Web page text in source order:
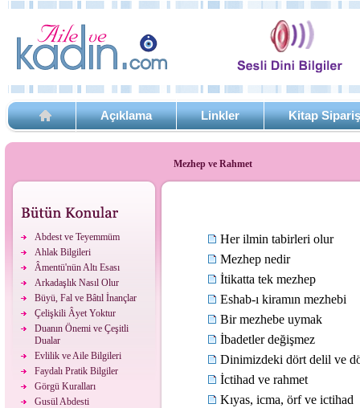
Açıklama Linkler Kitap
Mezhep ve Rahmet
Abdest ve Teyemmüm
Ahlak Bilgileri
Âmentü'nün Altı Esası
Arkadaşlık Nasıl Olur
Büyü, Fal ve Bâtıl İnançlar
Çelişkili Âyet Yoktur
Duanın Önemi ve Çeşitli
Dualar
Evlilik ve Aile Bilgileri
Faydalı Pratik Bilgiler
Görgü Kuralları
Gusül Abdesti
Her ilmin tabirleri olur
Mezhep nedir
İtikatta tek mezhep
Eshab-ı kiramın mezhebi
Bir mezhebe uymak
İbadetler değişmez
Dinimizdeki dört delil ve
İctihad ve rahmet
Kıyas, icma, örf ve ictihad